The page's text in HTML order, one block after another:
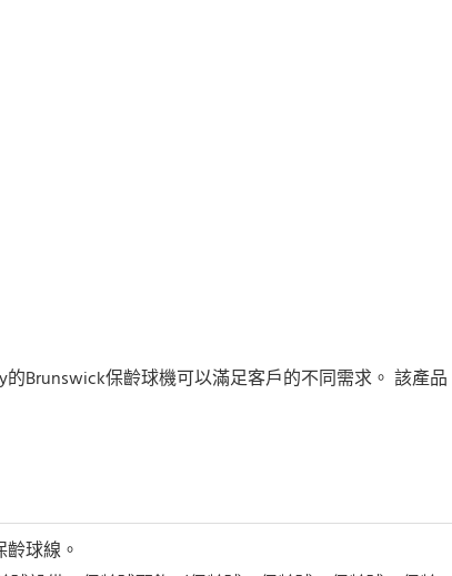
Brunswick保齡球機可以滿足客戶的不同需求。 該產品
球線。